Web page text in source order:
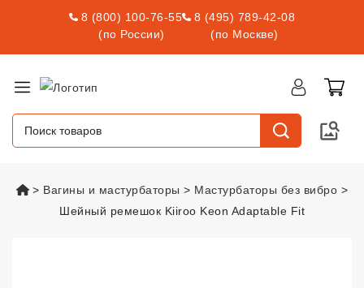
8 (800) 100-76-55
(по России)
8 (495) 789-42-08
(по Москве)
vsexshop.ru
Вагины и мастурбаторы
Мастурбаторы без вибро
Шейный ремешок Kiiroo Keon Adaptable Fit